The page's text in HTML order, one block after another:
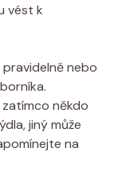
vést k
nebo
zatímco někdo
jiný může
na